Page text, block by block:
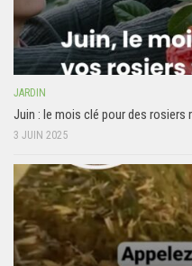
JARDIN
Juin : le mois clé pour des rosiers
3 JUIN 2025